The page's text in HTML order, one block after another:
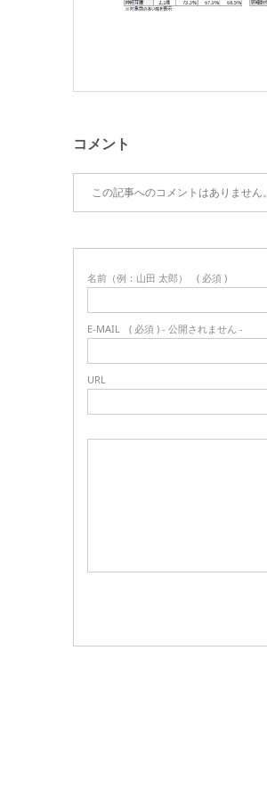
コメント
この記事へのコメントはありません。
名前（例：山田 太郎） ( 必須 )
E-MAIL ( 必須 ) - 公開されません -
URL